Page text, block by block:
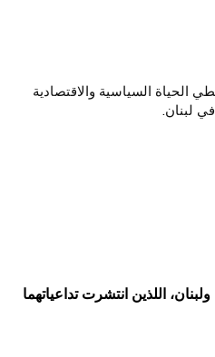
ليبانونيوز عام 2006 وتغطي الحياة السياسية والاقتصادية
في لبنان.
اللذين انتشرت تداعياتهما